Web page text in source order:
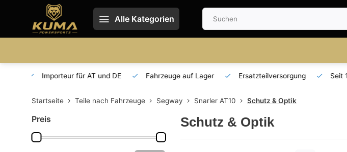
Alle Kategorien
Fahrzeuge auf Lager Ersatzteilversorgung Seit 18 Jahren auf dem Markt
Startseite Teile nach Fahrzeuge Segway Snarler AT10 Schutz & Optik
Preis Schutz & Optik